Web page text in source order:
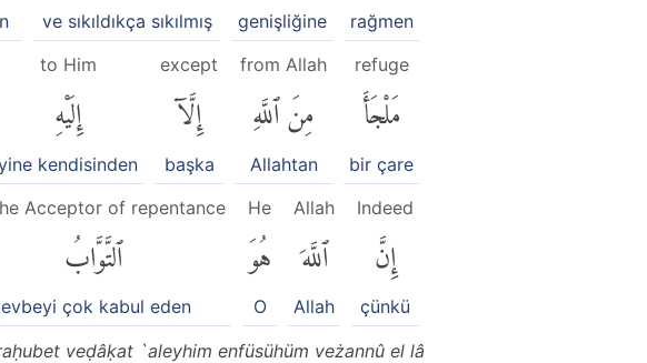
rağmen
genişliğine
ve sıkıldıkça sıkılmış
refuge
مَلْجَأَ
bir çare
from Allah
مِنَ ٱللَّهِ
Allahtan
except
إِلَّآ
başka
to Him
إِلَيْهِ
kendisinden
Indeed
إِنَّ
çünkü
Allah
ٱللَّهَ
Allah
He
هُوَ
O
Acceptor of repentance
ٱلتَّوَّابُ
çok kabul eden
veḍâḳat `aleyhim enfüsühüm veżannû el lâ